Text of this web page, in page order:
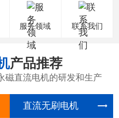
服务领域 联系我们
产品推荐
磁直流电机的研发和生产
直流无刷 高压